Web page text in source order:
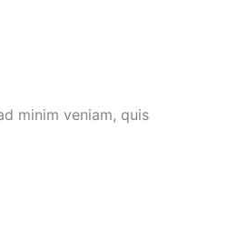
minim veniam, quis